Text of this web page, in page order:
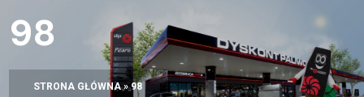
98
STRONA GŁÓWNA»98